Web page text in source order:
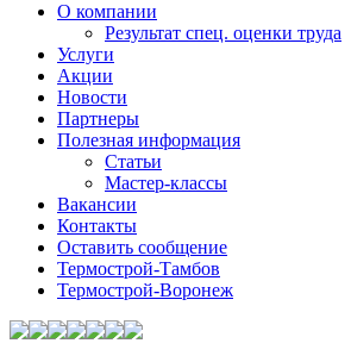
О компании
Результат спец. оценки труда
Услуги
Акции
Новости
Партнеры
Полезная информация
Статьи
Мастер-классы
Вакансии
Контакты
Оставить сообщение
Термострой-Тамбов
Термострой-Воронеж